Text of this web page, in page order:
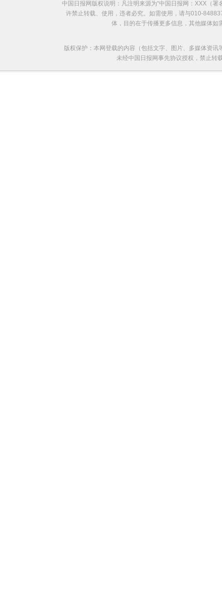
中国日报网版权说明：凡注明来源为“中国日报网：XXX（
许禁止转载、使用，违者必究。如需使用，请与010-
体，目的在于传播更多信息，其他媒体
版权保护：本网登载的内容（包括文字、图片、多媒体资
未经中国日报网事先协议授权，禁止转